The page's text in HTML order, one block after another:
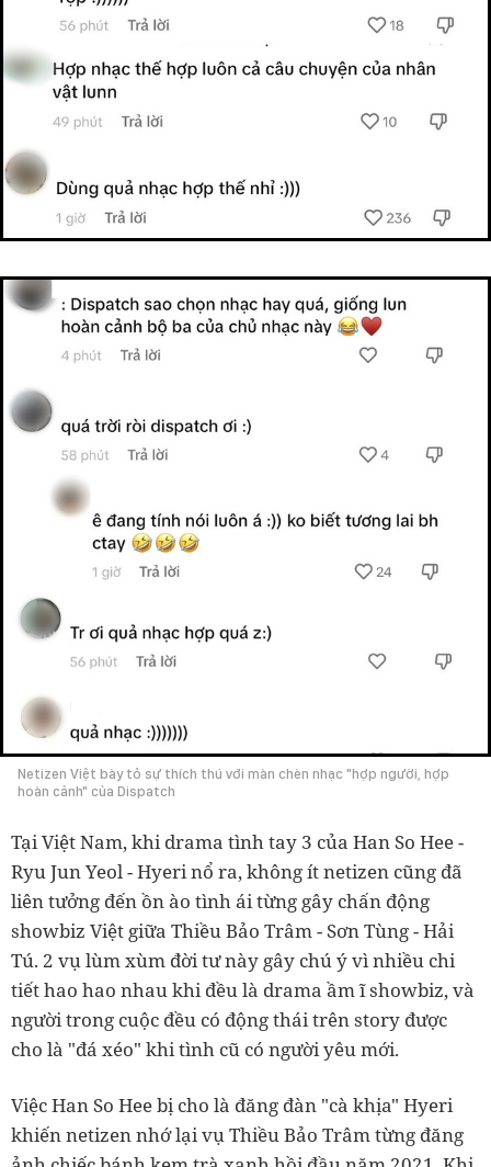
Netizen Việt bày tỏ sự thích thú với màn chèn nhạc "hợp người, hợp
hoàn cảnh" của Dispatch
Tại Việt Nam, khi drama tình tay 3 của Han So Hee -
Ryu Jun Yeol - Hyeri nổ ra, không ít netizen cũng đã
liên tưởng đến ồn ào tình ái từng gây chấn động
showbiz Việt giữa Thiều Bảo Trâm - Sơn Tùng - Hải
Tú. 2 vụ lùm xùm đời tư này gây chú ý vì nhiều chi
tiết hao hao nhau khi đều là drama ầm ĩ showbiz, và
người trong cuộc đều có động thái trên story được
cho là "đá xéo" khi tình cũ có người yêu mới.
Việc Han So Hee bị cho là đăng đàn "cà khịa" Hyeri
khiến netizen nhớ lại vụ Thiều Bảo Trâm từng đăng